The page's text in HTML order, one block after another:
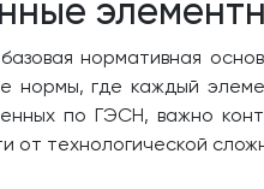
нормативная
нормы, где каждый
по ГЭСН, важно
от технологической